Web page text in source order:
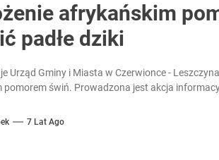
afrykańskim
padłe dziki
Urząd Gminy i Miasta w Czerwionce -
pomorem świń. Prowadzona jest akcja
7 Lat Ago